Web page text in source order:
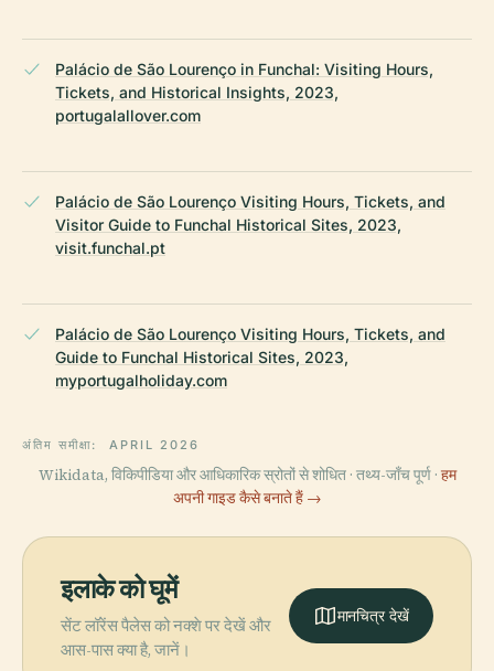
Palácio de São Lourenço in Funchal: Visiting Hours,
Tickets, and Historical Insights, 2023,
portugalallover.com
Palácio de São Lourenço Visiting Hours, Tickets, and
Visitor Guide to Funchal Historical Sites, 2023,
visit.funchal.pt
Palácio de São Lourenço Visiting Hours, Tickets, and
Guide to Funchal Historical Sites, 2023,
myportugalholiday.com
अंतिम समीक्षा: APRIL 2026
Wikidata, विकिपीडिया और आधिकारिक स्रोतों से शोधित · तथ्य-जाँच पूर्ण · हम
अपनी गाइड कैसे बनाते हैं →
इलाके को घूमें
सेंट लॉरेंस पैलेस को नक्शे पर देखें और
आस-पास क्या है, जानें।
मानचित्र देखें